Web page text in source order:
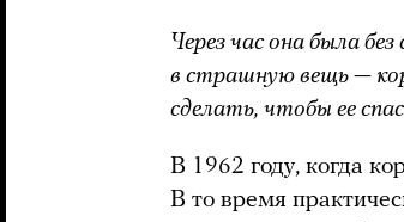
Через час она была
в страшную вещь —
сделать, чтобы ее
В 1962 году, когда
В то время